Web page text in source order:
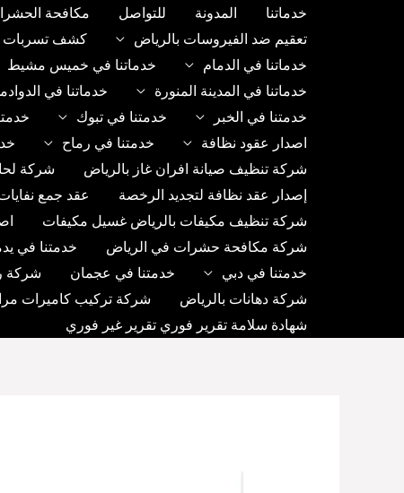
خدماتنا المدونة للتواصل مكافحة
تعقيم ضد الفيروسات بالرياض
كشف تسربات
خدماتنا في الدمام
خدماتنا في خميس مشيط
خدماتنا في المدينة المنورة
خدماتنا في
خدمتنا في الخبر
خدمتنا في تبوك
اصدار عقود نظافة
خدمتنا في رماح
شركة تنظيف صيانة افران غاز بالرياض
شركة
إصدار عقد نظافة لتجديد الرخصة
عقد جمع
شركة تنظيف مكيفات بالرياض غسيل مكيفات
شركة مكافحة حشرات في الرياض
خدمتنا في
خدمتنا في دبي
خدمتنا في عجمان شركة
شركة دهانات بالرياض
شركة تركيب كاميرات
شهادة سلامة تقرير فوري تقرير غير فوري